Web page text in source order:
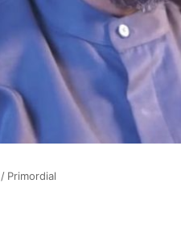
/ Primordial